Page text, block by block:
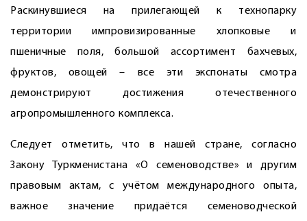
Раскинувшиеся на прилегающей к технопарку
территории импровизированные хлопковые и
пшеничные поля, большой ассортимент бахчевых,
фруктов, овощей – все эти экспонаты смотра
демонстрируют достижения отечественного
агропромышленного комплекса.
Следует отметить, что в нашей стране, согласно
Закону Туркменистана «О семеноводстве» и другим
правовым актам, с учётом международного опыта,
важное значение придаётся семеноводческой